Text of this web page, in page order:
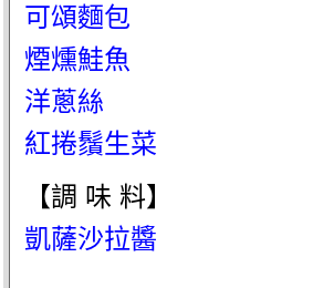
可頌麵包
煙燻鮭魚
洋蔥絲
紅捲鬚生菜
【調 味 料】
凱薩沙拉醬